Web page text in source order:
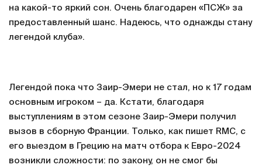
на какой-то яркий сон. Очень благодарен «ПСЖ» за
предоставленный шанс. Надеюсь, что однажды стану
легендой клуба».
Легендой пока что Заир-Эмери не стал, но к 17 годам
основным игроком – да. Кстати, благодаря
выступлениям в этом сезоне Заир-Эмери получил
вызов в сборную Франции. Только, как пишет RMC, с
его выездом в Грецию на матч отбора к Евро-2024
возникли сложности: по закону, он не смог бы